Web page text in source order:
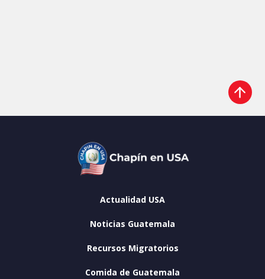
Actualidad USA
Noticias Guatemala
Recursos Migratorios
Comida de Guatemala